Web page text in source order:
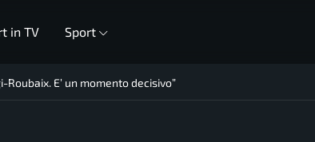
in TV Sport
E’ un momento decisivo”